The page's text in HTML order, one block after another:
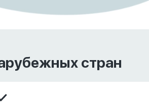
стран